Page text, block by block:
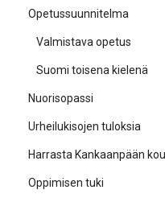
Opetussuunnitelma
Valmistava opetus
Suomi toisena kielenä
Nuorisopassi
Urheilukisojen tuloksia
Harrasta Kankaanpään
Oppimisen tuki